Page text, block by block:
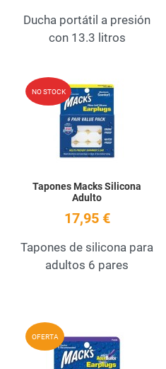
Ducha portátil a presión
con 13.3 litros
Add to Wishlist
NO STOCK
Tapones Macks Silicona
Adulto
17,95 €
Tapones de silicona para
adultos 6 pares
Add to Wishlist
Quick View
OFERTA